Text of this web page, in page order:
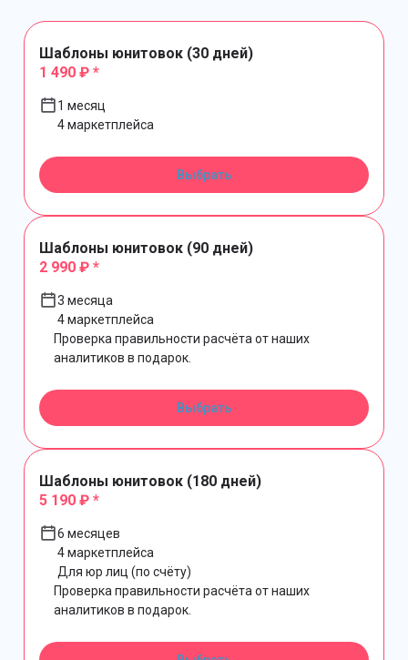
Шаблоны юнитовок (30 дней)
1 490 ₽ *
1 месяц
4 маркетплейса
Выбрать
Шаблоны юнитовок (90 дней)
2 990 ₽ *
3 месяца
4 маркетплейса
Проверка правильности расчёта от наших
аналитиков в подарок.
Выбрать
Шаблоны юнитовок (180 дней)
5 190 ₽ *
6 месяцев
4 маркетплейса
Для юр лиц (по счёту)
Проверка правильности расчёта от наших
аналитиков в подарок.